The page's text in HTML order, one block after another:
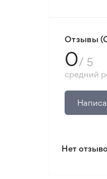
Отзывы
0/ 5
средний
Нет